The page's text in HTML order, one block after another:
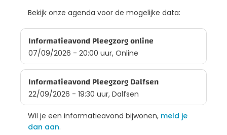
Bekijk onze agenda voor de mogelijke data:
Informatieavond Pleegzorg online
07/09/2026 - 20:00 uur, Online
Informatieavond Pleegzorg Dalfsen
22/09/2026 - 19:30 uur, Dalfsen
Wil je een informatieavond bijwonen, meld je
dan aan.